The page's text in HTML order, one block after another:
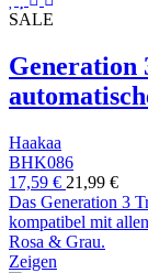
SALE
Generation
Haakaa
BHK086
17,59 € 21,99 €
Das Generation 3
kompatibel mit
Rosa & Grau.
Zeigen